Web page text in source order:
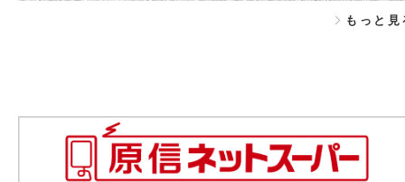
もっと見